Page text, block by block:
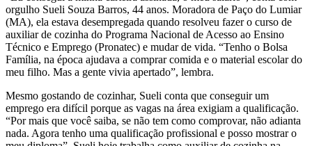
orgulho Sueli Souza Barros, 44 anos. Moradora de Paço do Lumiar
(MA), ela estava desempregada quando resolveu fazer o curso de
auxiliar de cozinha do Programa Nacional de Acesso ao Ensino
Técnico e Emprego (Pronatec) e mudar de vida. “Tenho o Bolsa
Família, na época ajudava a comprar comida e o material escolar do
meu filho. Mas a gente vivia apertado”, lembra.
Mesmo gostando de cozinhar, Sueli conta que conseguir um
emprego era difícil porque as vagas na área exigiam a qualificação.
“Por mais que você saiba, se não tem como comprovar, não adianta
nada. Agora tenho uma qualificação profissional e posso mostrar o